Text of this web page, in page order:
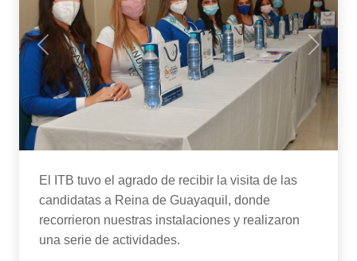
Previous Next
El ITB tuvo el agrado de recibir la visita de las
candidatas a Reina de Guayaquil, donde
recorrieron nuestras instalaciones y realizaron
una serie de actividades.